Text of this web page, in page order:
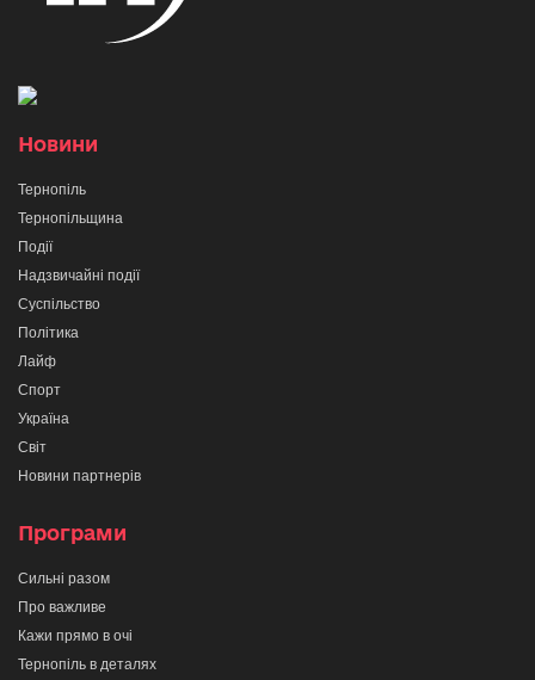
Новини
Тернопіль
Тернопільщина
Події
Надзвичайні події
Суспільство
Політика
Лайф
Спорт
Україна
Світ
Новини партнерів
Програми
Сильні разом
Про важливе
Кажи прямо в очі
Тернопіль в деталях